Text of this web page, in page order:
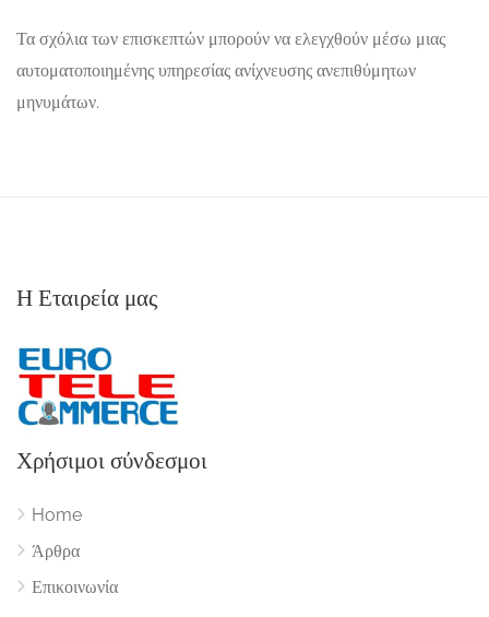
Τα σχόλια των επισκεπτών μπορούν να ελεγχθούν μέσω μιας
αυτοματοποιημένης υπηρεσίας ανίχνευσης ανεπιθύμητων
μηνυμάτων.
Η Εταιρεία μας
Χρήσιμοι σύνδεσμοι
Home
Άρθρα
Επικοινωνία